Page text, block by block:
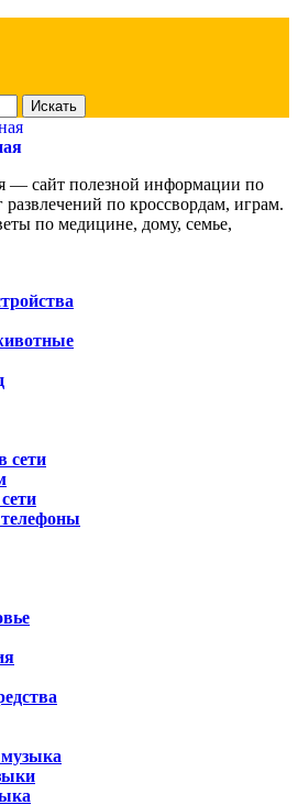
— сайт полезной информации по
по кроссвордам, играм.
по медицине, дому, семье,
сети